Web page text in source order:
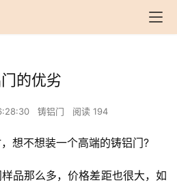
的优劣
铸铝门 阅读 194
想不想装一个高端的铸铝门?
品那么多，价格差距也很大，如